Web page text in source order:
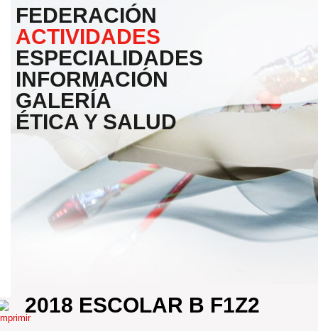
FEDERACIÓN
ACTIVIDADES
ESPECIALIDADES
INFORMACIÓN
GALERÍA
ÉTICA Y SALUD
2018 ESCOLAR B F1Z2